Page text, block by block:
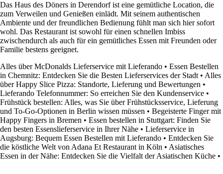
Das Haus des Döners in Derendorf ist eine gemütliche Location, die
zum Verweilen und Genießen einlädt. Mit seinem authentischen
Ambiente und der freundlichen Bedienung fühlt man sich hier sofort
wohl. Das Restaurant ist sowohl für einen schnellen Imbiss
zwischendurch als auch für ein gemütliches Essen mit Freunden oder
Familie bestens geeignet.
Alles über McDonalds Lieferservice mit Lieferando • Essen Bestellen
in Chemnitz: Entdecken Sie die Besten Lieferservices der Stadt • Alles
über Happy Slice Pizza: Standorte, Lieferung und Bewertungen •
Lieferando Telefonnummer: So erreichen Sie den Kundenservice •
Frühstück bestellen: Alles, was Sie über Frühstücksservice, Lieferung
und To-Go-Optionen in Berlin wissen müssen • Begeisterte Finger mit
Happy Fingers in Bremen • Essen bestellen in Stuttgart: Finden Sie
den besten Essenslieferservice in Ihrer Nähe • Lieferservice in
Augsburg: Bequem Essen Bestellen mit Lieferando • Entdecken Sie
die köstliche Welt von Adana Et Restaurant in Köln • Asiatisches
Essen in der Nähe: Entdecken Sie die Vielfalt der Asiatischen Küche •